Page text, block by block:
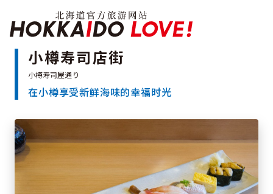
特辑
活动祭典
推荐行程
区域指南
美食
预约
交通
小樽寿司店街
在小樽享受新鲜海味的幸福时光